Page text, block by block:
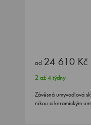
od 24 610 Kč
2 až 4 týdny
Závěsná umyvadlová
nikou a keramickým